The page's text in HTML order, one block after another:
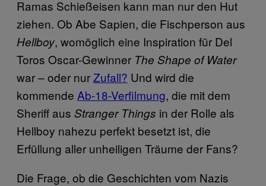
Ramas Schießeisen kann man nur den Hut
ziehen. Ob Abe Sapien, die Fischperson aus
Hellboy, womöglich eine Inspiration für Del
Toros Oscar-Gewinner The Shape of Water
war – oder nurZufall? Und wird die
kommende Ab-18-Verfilmung, die mit dem
Sheriff aus Stranger Things in der Rolle als
Hellboy nahezu perfekt besetzt ist, die
Erfüllung aller unheiligen Träume der Fans?
Die Frage, ob die Geschichten vom Nazis